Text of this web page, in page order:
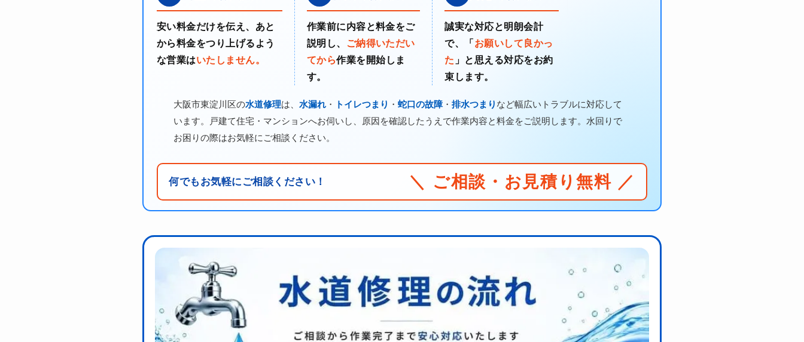
安い料金だけを伝え、あと
から料金をつり上げるよう
な営業はいたしません。
作業前に内容と料金をご
説明し、 ご納得いただい
てから作業を開始しま
す。
誠実な対応と明朗会計
で、「 お願いして良かっ
た 」と思える対応をお約
束します。
大阪市東淀川区の水道修理は、 水漏れ・ トイレつまり ・ 蛇口の故障・ 排水つまり など幅広いトラブルに対応して
います。戸建て住宅・マンションへお伺いし、原因を確認したうえで作業内容と料金をご説明します。水回りで
お困りの際はお気軽にご相談ください。
何でもお気軽にご相談ください！ ＼ ご相談・お見積り無料 ／